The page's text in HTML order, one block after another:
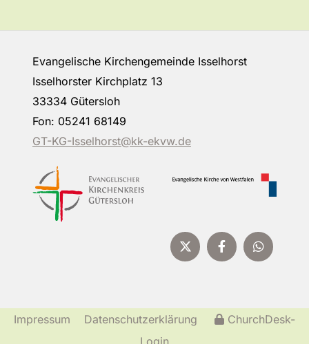
Evangelische Kirchengemeinde Isselhorst
Isselhorster Kirchplatz 13
33334 Gütersloh
Fon: 05241 68149
GT-KG-Isselhorst@kk-ekvw.de
Impressum Datenschutzerklärung
ChurchDesk-
Login